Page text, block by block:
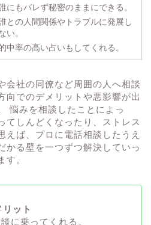
にもバレず秘密のままにできる。
との人間関係やトラブルに発展し
い。
中率の高い占いもしてくれる。
会社の同僚など周囲の人へ相談
向でのデメリットや悪影響が出
悩みを相談したことによっ
てしんどくなったり、ストレス
えば、プロに電話相談したうえ
かる壁を一つずつ解決していっ
す。
ット
に乗ってくれる。